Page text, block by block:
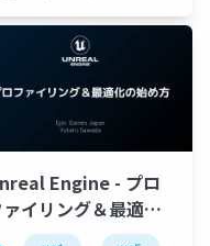
Engine - プロ
ァイリング＆最適化
め方